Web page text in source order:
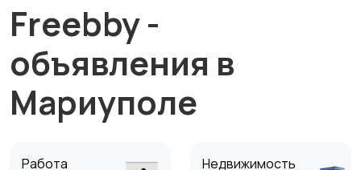
Freebby -
объявления в
Мариуполе
Работа Недвижимость